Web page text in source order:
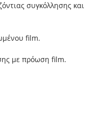
συγκόλλησης και
film.
με πρόωση film.